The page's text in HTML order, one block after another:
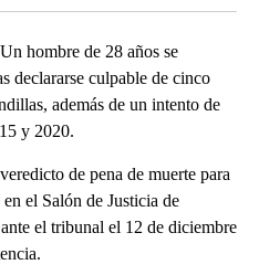
hombre de 28 años se
declararse culpable de cinco
además de un intento de
y 2020.
de pena de muerte para
el Salón de Justicia de
el tribunal el 12 de diciembre